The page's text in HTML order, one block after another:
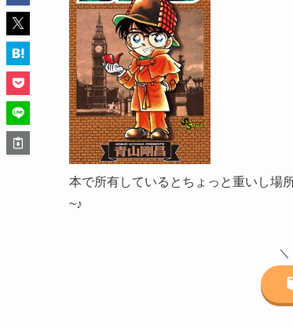
本で所有しているとちょっと重いし場
~♪